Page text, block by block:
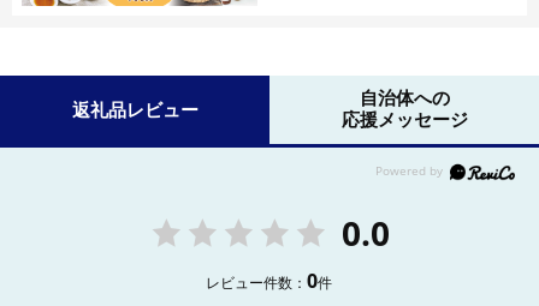
返礼品レビュー
自治体への
応援メッセージ
0.0
レビュー件数：0件